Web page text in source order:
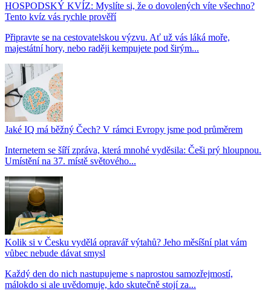
HOSPODSKÝ KVÍZ: Myslíte si, že o dovolených víte všechno?
Tento kvíz vás rychle prověří
Připravte se na cestovatelskou výzvu. Ať už vás láká moře,
majestátní hory, nebo raději kempujete pod širým...
Jaké IQ má běžný Čech? V rámci Evropy jsme pod průměrem
Internetem se šíří zpráva, která mnohé vyděsila: Češi prý hloupnou.
Umístění na 37. místě světového...
Kolik si v Česku vydělá opravář výtahů? Jeho měsíšní plat vám
vůbec nebude dávat smysl
Každý den do nich nastupujeme s naprostou samozřejmostí,
málokdo si ale uvědomuje, kdo skutečně stojí za...